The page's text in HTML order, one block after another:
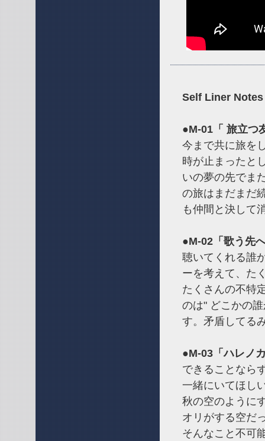
Self Liner
●M-01「 旅立つ
今まで共に旅を
時が止まったと
いの夢の先でま
の旅はまだまだ
も仲間と決して
●M-02「歌う先
聴いてくれる誰
ーを考えて、た
たくさんの不特
のは" どこかの
す。矛盾してる
●M-03「ハレノ
できることなら
一緒にいてほし
秋の空のように
オリがする空だ
そんなこと不可